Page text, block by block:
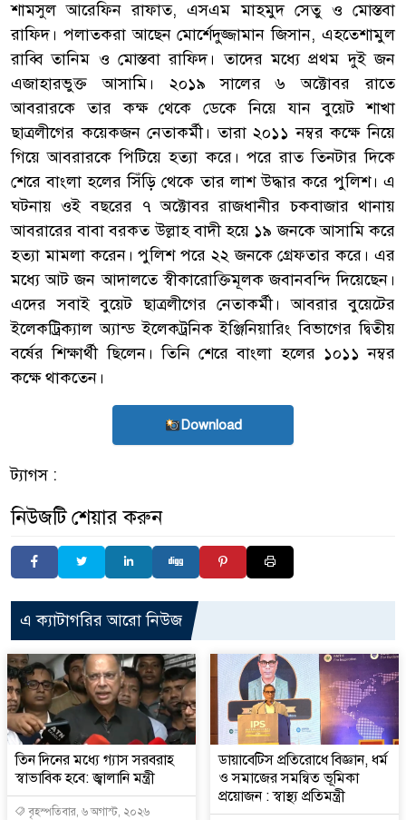
শামসুল আরেফিন রাফাত, এসএম মাহমুদ সেতু ও মোস্তবা
রাফিদ। পলাতকরা আছেন মোর্শেদুজ্জামান জিসান, এহতেশামুল
রাব্বি তানিম ও মোস্তবা রাফিদ। তাদের মধ্যে প্রথম দুই জন
এজাহারভুক্ত আসামি। ২০১৯ সালের ৬ অক্টোবর রাতে
আবরারকে তার কক্ষ থেকে ডেকে নিয়ে যান বুয়েট শাখা
ছাত্রলীগের কয়েকজন নেতাকর্মী। তারা ২০১১ নম্বর কক্ষে নিয়ে
গিয়ে আবরারকে পিটিয়ে হত্যা করে। পরে রাত তিনটার দিকে
শেরে বাংলা হলের সিঁড়ি থেকে তার লাশ উদ্ধার করে পুলিশ। এ
ঘটনায় ওই বছরের ৭ অক্টোবর রাজধানীর চকবাজার থানায়
আবরারের বাবা বরকত উল্লাহ বাদী হয়ে ১৯ জনকে আসামি করে
হত্যা মামলা করেন। পুলিশ পরে ২২ জনকে গ্রেফতার করে। এর
মধ্যে আট জন আদালতে স্বীকারোক্তিমূলক জবানবন্দি দিয়েছেন।
এদের সবাই বুয়েট ছাত্রলীগের নেতাকর্মী। আবরার বুয়েটের
ইলেকট্রিক্যাল অ্যান্ড ইলেকট্রনিক ইঞ্জিনিয়ারিং বিভাগের দ্বিতীয়
বর্ষের শিক্ষার্থী ছিলেন। তিনি শেরে বাংলা হলের ১০১১ নম্বর
কক্ষে থাকতেন।
Download
ট্যাগস :
নিউজটি শেয়ার করুন
এ ক্যাটাগরির আরো নিউজ
তিন দিনের মধ্যে গ্যাস সরবরাহ
স্বাভাবিক হবে: জ্বালানি মন্ত্রী
বৃহস্পতিবার, ৬ অগাস্ট, ২০২৬
ডায়াবেটিস প্রতিরোধে বিজ্ঞান, ধর্ম
ও সমাজের সমন্বিত ভূমিকা
প্রয়োজন : স্বাস্থ্য প্রতিমন্ত্রী